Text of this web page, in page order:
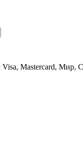
Mastercard, Мир,